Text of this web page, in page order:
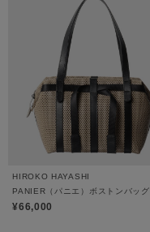
HIROKO HAYASHI
PANIER（パニエ）ボストンバッグ
¥66,000